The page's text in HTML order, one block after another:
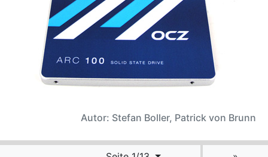
Autor: Stefan Boller, Patrick von Brunn